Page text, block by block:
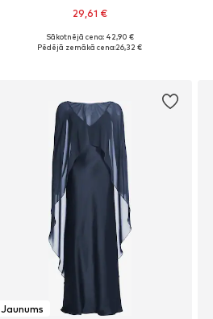
29,61 €
Pieejamie izmēri: XS, S, M, L, XL, XXL
Sākotnējā cena: 42,90 €
Pēdējā zemākā cena:26,32 €
Jaunums